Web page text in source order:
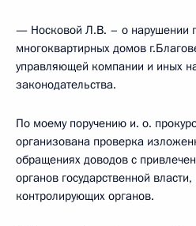
— Носковой Л.В. – о нарушении
многоквартирных домов
управляющей компании и иных
законодательства.
По моему поручению и. о.
организована проверка
обращениях доводов с
органов государственной
контролирующих органов.